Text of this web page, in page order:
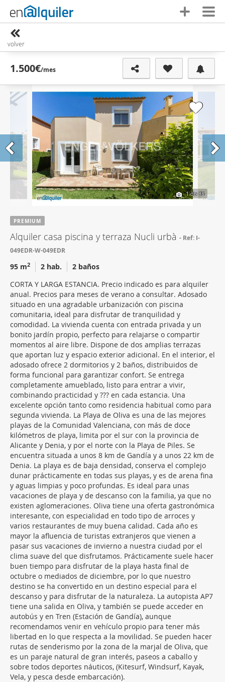
volver
1.500€/mes
1de 35
PREMIUM
Alquiler casa piscina y terraza Nucli urbà
Ref: I-
049EDR-W-049EDR
95 m2 2 hab.
2 baños
CORTA Y LARGA ESTANCIA. Precio indicado es para alquiler
anual. Precios para meses de verano a consultar. Adosado
situado en una agradable urbanización con piscina
comunitaria, ideal para disfrutar de tranquilidad y
comodidad. La vivienda cuenta con entrada privada y un
bonito jardín propio, perfecto para relajarse o compartir
momentos al aire libre. Dispone de dos amplias terrazas
que aportan luz y espacio exterior adicional. En el interior, el
adosado ofrece 2 dormitorios y 2 baños, distribuidos de
forma funcional para garantizar confort. Se entrega
completamente amueblado, listo para entrar a vivir,
combinando practicidad y ??? en cada estancia. Una
excelente opción tanto como residencia habitual como para
segunda vivienda. La Playa de Oliva es una de las mejores
playas de la Comunidad Valenciana, con más de doce
kilómetros de playa, limita por el sur con la provincia de
Alicante y Denia, y por el norte con la Playa de Piles. Se
encuentra situada a unos 8 km de Gandía y a unos 22 km de
Denia. La playa es de baja densidad, conserva el complejo
dunar prácticamente en todas sus playas, y es de arena fina
y aguas limpias y poco profundas. Es ideal para unas
vacaciones de playa y de descanso con la familia, ya que no
existen aglomeraciones. Oliva tiene una oferta gastronómica
interesante, con especialidad en todo tipo de arroces y
varios restaurantes de muy buena calidad. Cada año es
mayor la afluencia de turistas extranjeros que vienen a
pasar sus vacaciones de invierno a nuestra ciudad por el
clima suave del que disfrutamos. Prácticamente suele hacer
buen tiempo para disfrutar de la playa hasta final de
octubre o mediados de diciembre, por lo que nuestro
destino se ha convertido en un destino especial para el
descanso y para disfrutar de la naturaleza. La autopista AP7
tiene una salida en Oliva, y también se puede acceder en
autobús y en Tren (Estación de Gandía), aunque
recomendamos venir en vehículo propio para tener más
libertad en lo que respecta a la movilidad. Se pueden hacer
rutas de senderismo por la zona de la marjal de Oliva, que
es un paraje natural de gran interés, paseos a caballo y
sobre todos deportes náuticos, (Kitesurf, Windsurf, Kayak,
Vela, y pesca desde embarcación).